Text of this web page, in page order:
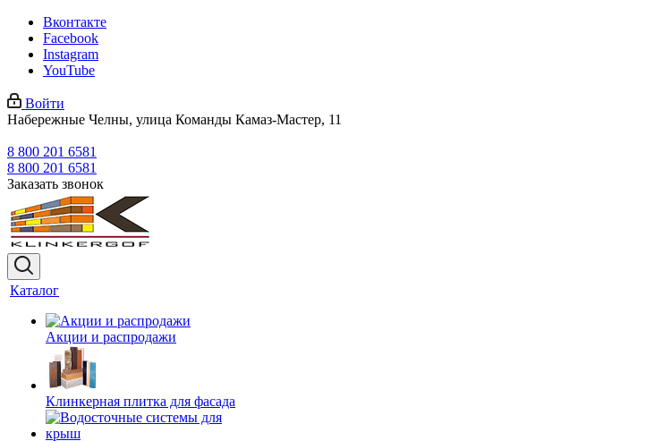
Вконтакте
Facebook
Instagram
YouTube
Войти
Набережные Челны, улица Команды Камаз-Мастер, 11
8 800 201 6581
8 800 201 6581
Заказать звонок
Каталог
Акции и распродажи
Клинкерная плитка для фасада